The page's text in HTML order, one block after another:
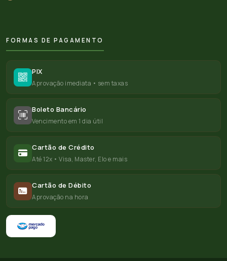
FORMAS DE PAGAMENTO
PIX
Aprovação imediata • sem taxas
Boleto Bancário
Vencimento em 1 dia útil
Cartão de Crédito
Até 12x • Visa, Master, Elo e mais
Cartão de Débito
Aprovação na hora